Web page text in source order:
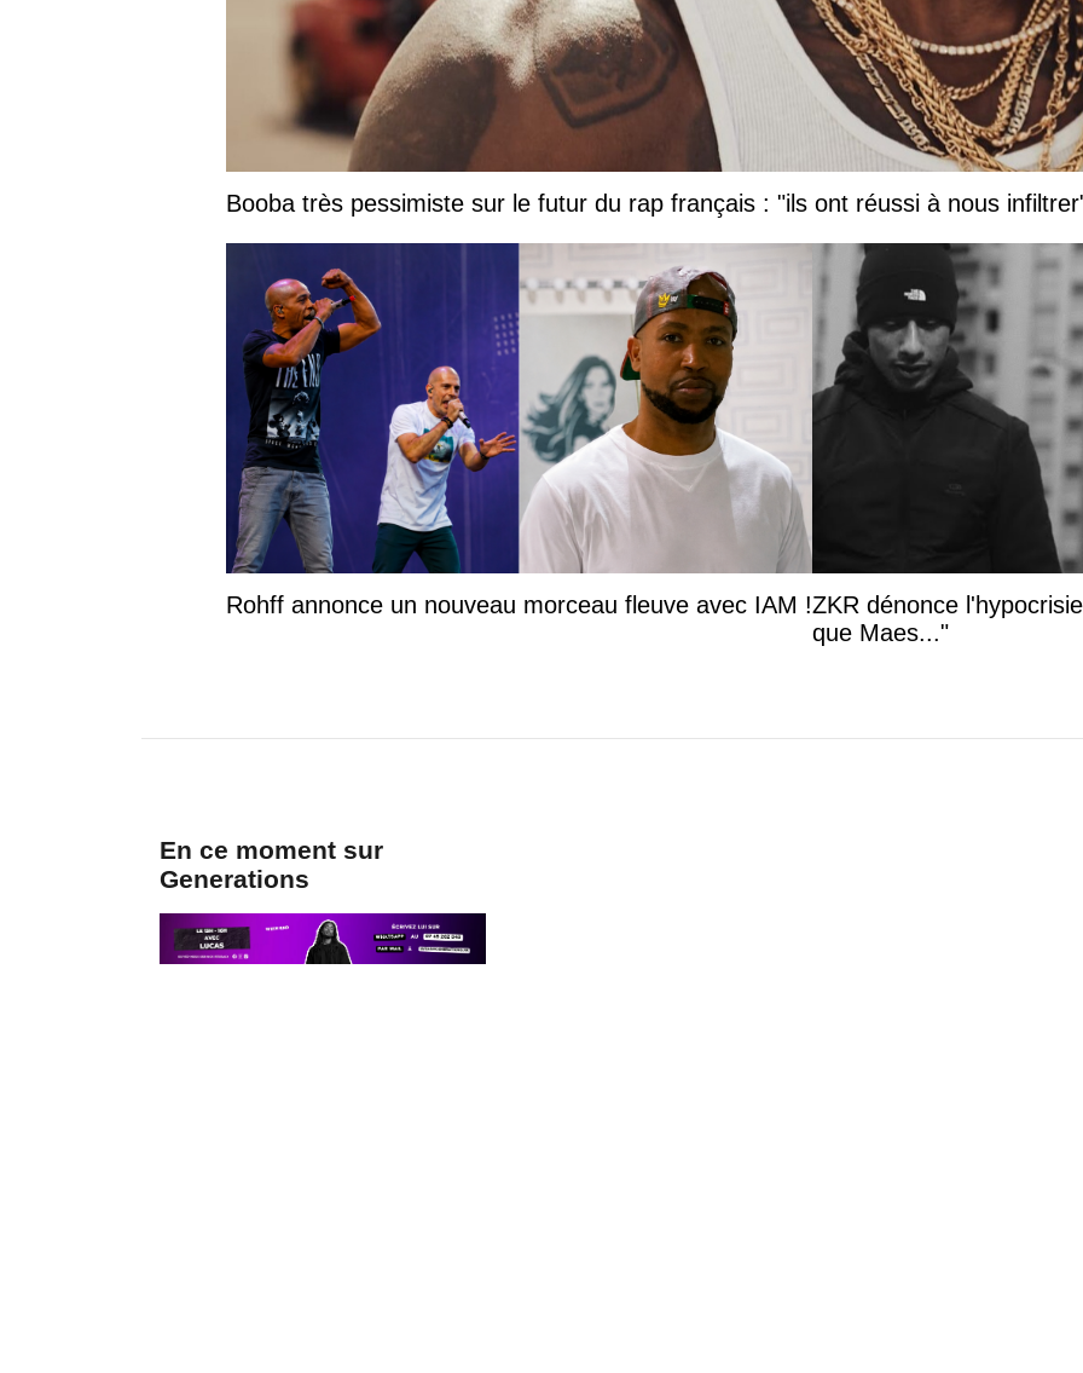
Booba très pessimiste sur le futur du rap français : "ils ont réussi à nous
Rohff annonce un nouveau morceau fleuve avec IAM !ZKR dénonce
que Maes..."
En ce moment sur
Generations